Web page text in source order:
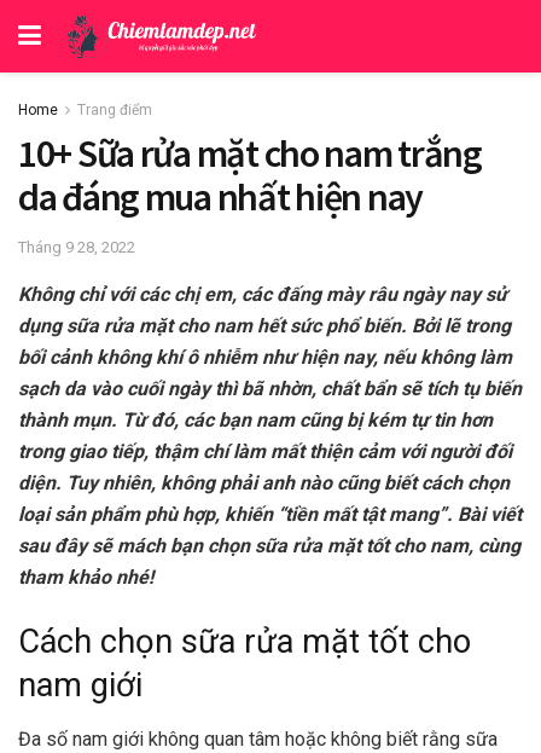
Home Trang điểm
10+ Sữa rửa mặt cho nam trắng
da đáng mua nhất hiện nay
Tháng 9 28, 2022
Không chỉ với các chị em, các đấng mày râu ngày nay sử
dụng sữa rửa mặt cho nam hết sức phổ biến. Bởi lẽ trong
bối cảnh không khí ô nhiễm như hiện nay, nếu không làm
sạch da vào cuối ngày thì bã nhờn, chất bẩn sẽ tích tụ biến
thành mụn. Từ đó, các bạn nam cũng bị kém tự tin hơn
trong giao tiếp, thậm chí làm mất thiện cảm với người đối
diện. Tuy nhiên, không phải anh nào cũng biết cách chọn
loại sản phẩm phù hợp, khiến “tiền mất tật mang”. Bài viết
sau đây sẽ mách bạn chọn sữa rửa mặt tốt cho nam, cùng
tham khảo nhé!
Cách chọn sữa rửa mặt tốt cho
nam giới
Đa số nam giới không quan tâm hoặc không biết rằng sữa